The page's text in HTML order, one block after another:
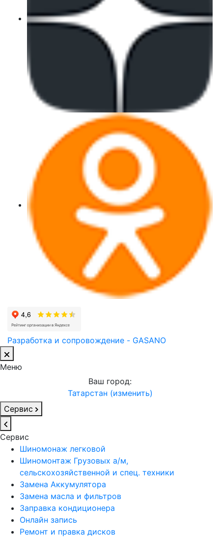
Разработка и сопровождение - GASANO
Меню
Ваш город:
Татарстан (изменить)
Сервис
Сервис
Шиномонаж легковой
Шиномонтаж Грузовых а/м,
сельскохозяйственной и спец. техники
Замена Аккумулятора
Замена масла и фильтров
Заправка кондиционера
Онлайн запись
Ремонт и правка дисков